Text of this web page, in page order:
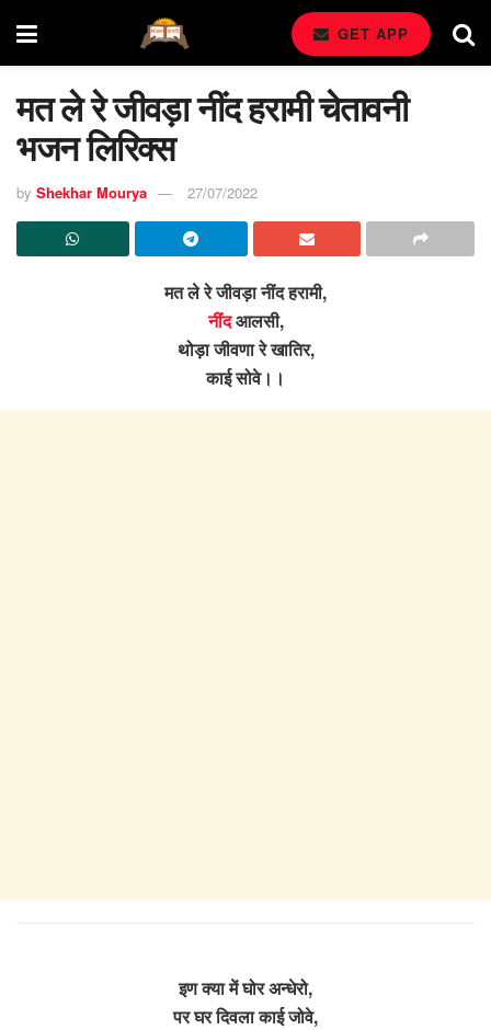
GET APP
मत ले रे जीवड़ा नींद हरामी चेतावनी
भजन लिरिक्स
by Shekhar Mourya 27/07/2022
मत ले रे जीवड़ा नींद हरामी,
नींदआलसी,
थोड़ा जीवणा रे खातिर,
काई सोवे।।
इण क्या में घोर अन्धेरो,
पर घर दिवला काई जोवे,